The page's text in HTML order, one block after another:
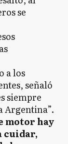
se
a los
señaló
siempre
Argentina”.
motor hay
cuidar,